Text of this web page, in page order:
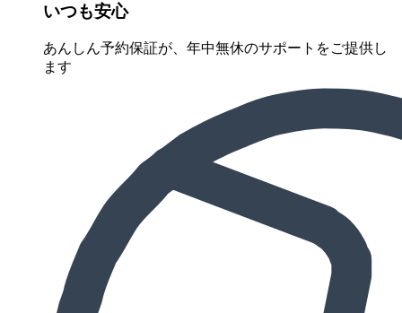
いつも安心
あんしん予約保証が、年中無休のサポートをご提供し
ます